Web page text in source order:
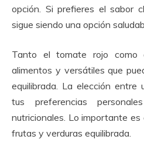
opción. Si prefieres el sabor
sigue siendo una opción
Tanto el tomate rojo como
alimentos y versátiles que
equilibrada. La elección
tus preferencias
nutricionales. Lo importante es
frutas y verduras equilibrada.